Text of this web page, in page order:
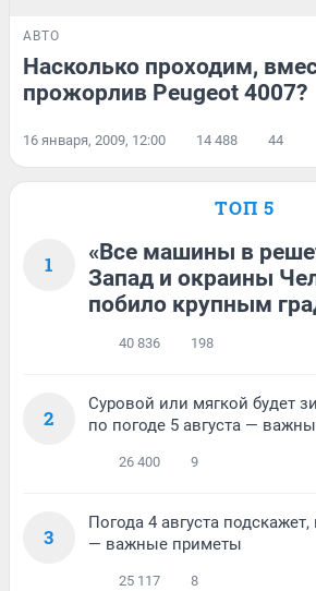
АВТО
Насколько проходим,
прожорлив Peugeot 4007?
16 января, 2009, 12:00 14 488 44
ТОП 5
1
«Все машины в
Запад и окраины
побило крупным
40 836 198
2
Суровой или мягкой будет
по погоде 5 августа —
26 400 9
3
Погода 4 августа
— важные приметы
25 117 8